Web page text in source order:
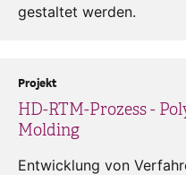
gestaltet werden.
HD-RTM-Prozess -
Molding
Projekt
Entwicklung von